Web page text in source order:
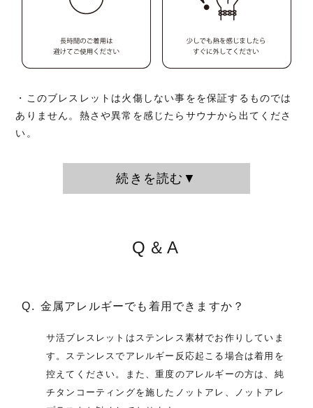
・このブレスレットは火傷しない事をを保証するものでは
ありません。熱さや異常を感じたらサウナから出てくださ
い。
続きを読む▼
Q＆A
金属アレルギーでも着用できますか？
サ活ブレスレットはステンレス素材でお作りしていま
す。ステンレスでアレルギー反応起こる場合は着用を
控えてください。また、重度のアレルギーの方は、純
チタンコーティングを施したノットアレ、ノットアレ